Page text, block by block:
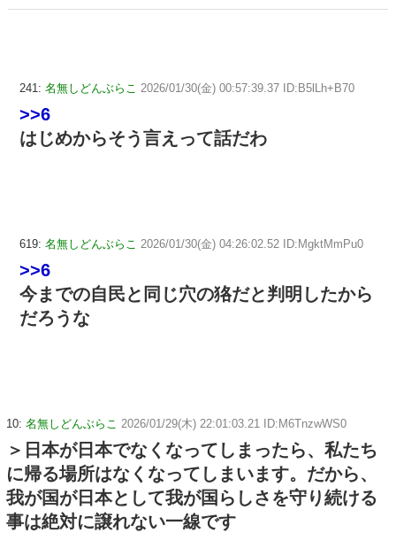
241: 名無しどんぶらこ 2026/01/30(金) 00:57:39.37 ID:B5lLh+B70
>>6
はじめからそう言えって話だわ
619: 名無しどんぶらこ 2026/01/30(金) 04:26:02.52 ID:MgktMmPu0
>>6
今までの自民と同じ穴の狢だと判明したから
だろうな
10: 名無しどんぶらこ 2026/01/29(木) 22:01:03.21 ID:M6TnzwWS0
＞日本が日本でなくなってしまったら、私たち
に帰る場所はなくなってしまいます。だから、
我が国が日本として我が国らしさを守り続ける
事は絶対に譲れない一線です